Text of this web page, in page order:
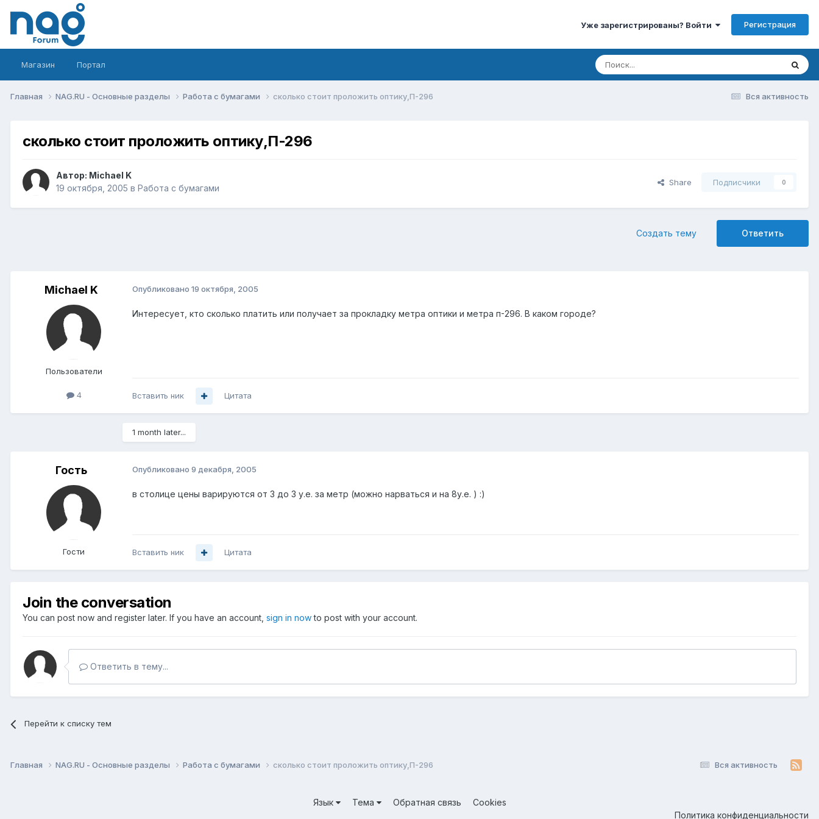
Уже зарегистрированы? Войти Регистрация
Магазин Портал
Вся активность
Главная NAG.RU - Основные разделы Работа с бумагами сколько стоит проложить оптику,П-296
сколько стоит проложить оптику,П-296
Автор: Michael K
19 октября, 2005 в Работа с бумагами
Share Подписчики 0
Ответить
Создать тему
Michael K
Пользователи
4
Опубликовано 19 октября, 2005
Интересует, кто сколько платить или получает за прокладку метра оптики и метра п-296. В каком городе?
Вставить ник Цитата
1 month later...
Гость
Гости
Опубликовано 9 декабря, 2005
в столице цены варируются от 3 до 3 у.е. за метр (можно нарваться и на 8у.е. ) :)
Вставить ник Цитата
Join the conversation
You can post now and register later. If you have an account, sign in nowto post with your account.
Ответить в тему...
Перейти к списку тем
Вся активность
Главная NAG.RU - Основные разделы Работа с бумагами сколько стоит проложить оптику,П-296
Язык Тема Обратная связь
Cookies
Политика конфиденциальности